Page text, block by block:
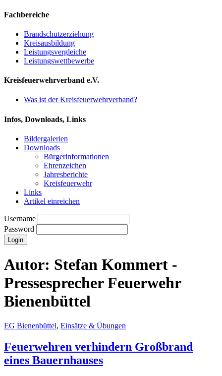
Fachbereiche
Brandschutzerziehung
Kreisausbildung
Leistungsvergleiche
Leistungswettbewerbe
Kreisfeuerwehrverband e.V.
Was ist der Kreisfeuerwehrverband?
Infos, Downloads, Links
Bildergalerien
Downloads
Bürgerinformationen
Ehrenzeichen
Jahresberichte
Kreisfeuerwehr
Links
Artikel einreichen
Username
Password
Autor: Stefan Kommert -
Pressesprecher Feuerwehr
Bienenbüttel
EG Bienenbüttel, Einsätze & Übungen
Feuerwehren verhindern Großbrand
eines Bauernhauses